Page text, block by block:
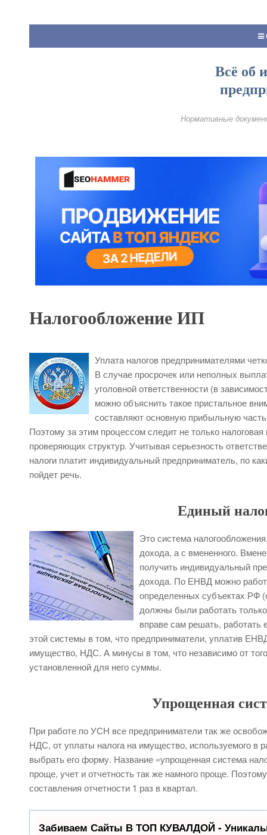
Всё об
Нормативные
Налогообложение ИП
Уплата налогов предпринимателями
В случае просрочек или неполных
уголовной ответственности (в
можно объяснить такое пристальное
составляют основную прибыльную
Поэтому за этим процессом следит не только
проверяющих структур. Учитывая серьезность
налоги платит индивидуальный предприниматель, по
пойдет речь.
Единый
Это система
дохода, а с вмененного.
получить индивидуальный
дохода. По ЕНВД можно
определенных субъектах РФ
должны были работать
вправе сам решать,
этой системы в том, что предприниматели, уплатив
имущество, НДС. А минусы в том, что независимо от
установленной для него суммы.
Упрощенная
При работе по УСН все предприниматели так же
НДС, от уплаты налога на имущество, используемого в
выбрать его форму. Название «упрощенная система
проще, учет и отчетность так же намного проще.
составления отчетности 1 раз в квартал.
Забиваем Сайты В ТОП КУВАЛДОЙ -